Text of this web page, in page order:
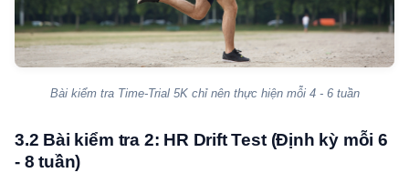
Bài kiểm tra Time-Trial 5K chỉ nên thực hiện mỗi 4 - 6 tuần
3.2 Bài kiểm tra 2: HR Drift Test (Định kỳ mỗi 6
- 8 tuần)